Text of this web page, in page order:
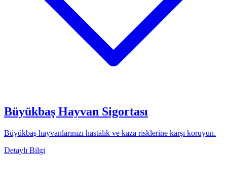
Büyükbaş Hayvan Sigortası
Büyükbaş hayvanlarınızı hastalık ve kaza risklerine karşı koruyun.
Detaylı Bilgi